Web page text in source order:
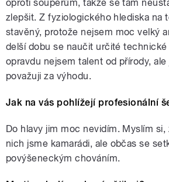
oproti soupeřům, takže se tam
zlepšit. Z fyziologického hlediska na
stavěný, protože nejsem moc velký
delší dobu se naučit určité technické
opravdu nejsem talent od přírody,
považuji za výhodu.
Jak na vás pohlížejí profesionální
Do hlavy jim moc nevidím. Myslím
nich jsme kamarádi, ale občas se
povýšeneckým chováním.